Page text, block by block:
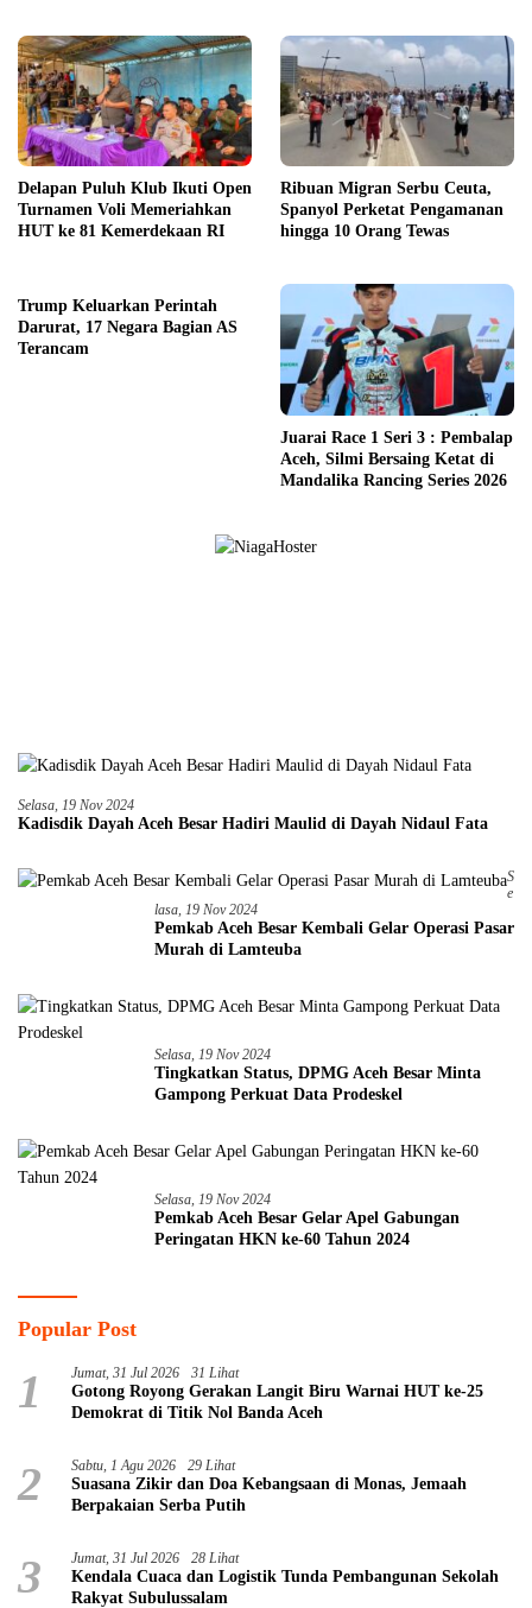
Delapan Puluh Klub Ikuti Open
Turnamen Voli Memeriahkan
HUT ke 81 Kemerdekaan RI
Ribuan Migran Serbu Ceuta,
Spanyol Perketat Pengamanan
hingga 10 Orang Tewas
Trump Keluarkan Perintah
Darurat, 17 Negara Bagian AS
Terancam
Juarai Race 1 Seri 3 : Pembalap
Aceh, Silmi Bersaing Ketat di
Mandalika Rancing Series 2026
Selasa, 19 Nov 2024
Kadisdik Dayah Aceh Besar Hadiri Maulid di Dayah Nidaul Fata
S
E
Lasa, 19 Nov 2024
Pemkab Aceh Besar Kembali Gelar Operasi Pasar
Murah di Lamteuba
Selasa, 19 Nov 2024
Tingkatkan Status, DPMG Aceh Besar Minta
Gampong Perkuat Data Prodeskel
Selasa, 19 Nov 2024
Pemkab Aceh Besar Gelar Apel Gabungan
Peringatan HKN ke-60 Tahun 2024
Popular Post
1 Jumat, 31 Jul 2026 31 Lihat
Gotong Royong Gerakan Langit Biru Warnai HUT ke-25
Demokrat di Titik Nol Banda Aceh
2 Sabtu, 1 Agu 2026 29 Lihat
Suasana Zikir dan Doa Kebangsaan di Monas, Jemaah
Berpakaian Serba Putih
3 Jumat, 31 Jul 2026 28 Lihat
Kendala Cuaca dan Logistik Tunda Pembangunan Sekolah
Rakyat Subulussalam